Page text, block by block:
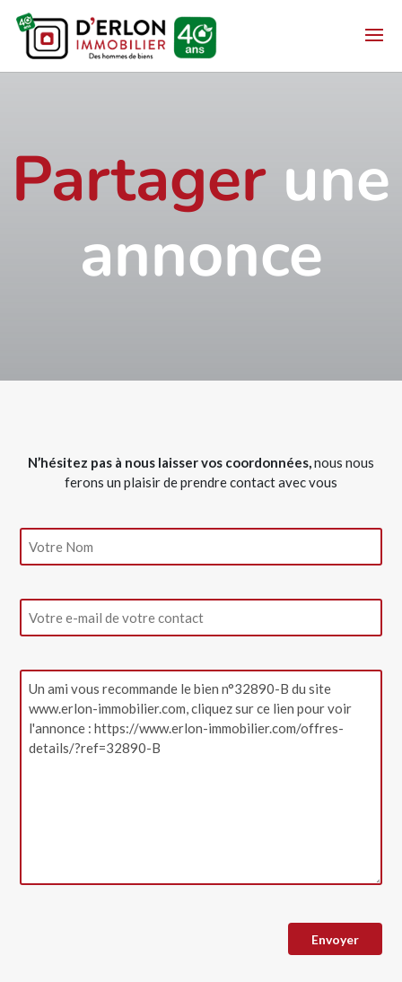
Partagerune
annonce
N’hésitez pas à nous laisser vos coordonnées,nous nous
ferons un plaisir de prendre contact avec vous